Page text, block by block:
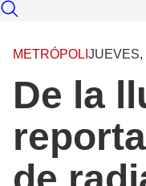
METRÓPOLI JUEVES,
De la